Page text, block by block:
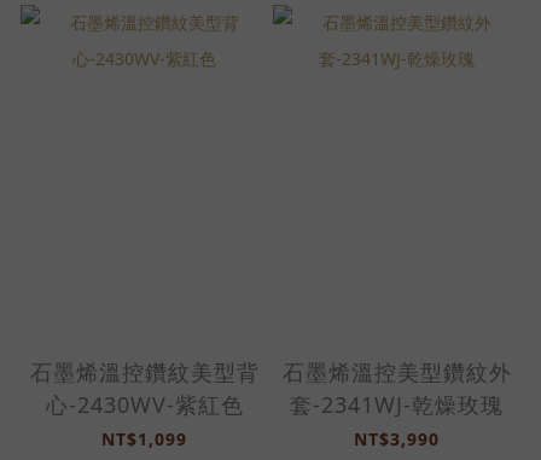
石墨烯溫控鑽紋美型背
心-2430WV-紫紅色
NT$1,099
石墨烯溫控美型鑽紋外
套-2341WJ-乾燥玫瑰
NT$3,990